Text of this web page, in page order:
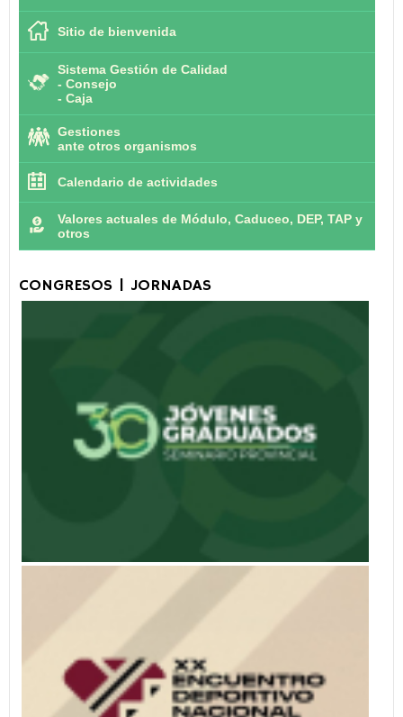
Sitio de bienvenida
Sistema Gestión de Calidad
- Consejo
- Caja
Gestiones
ante otros organismos
Calendario de actividades
Valores actuales de Módulo, Caduceo, DEP, TAP y
otros
CONGRESOS | JORNADAS